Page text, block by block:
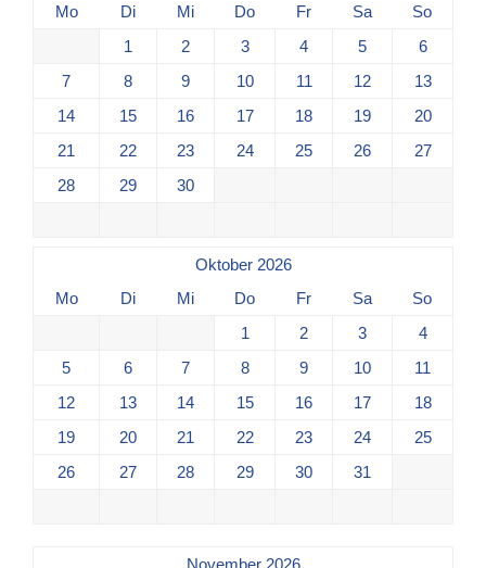
Mo
Di Mi Do Fr Sa
So
1
2 3 4 5
6
7
8 9 10 11 12
13
14
15 16 17 18 19
20
21
22 23 24 25 26
27
28
29 30
Oktober 2026
Mo
Di Mi Do Fr Sa
So
1
2 3
4
5
6 7 8 9 10
11
12
13 14 15 16 17
18
19
20 21 22 23 24
25
26
27 28 29 30 31
November 2026